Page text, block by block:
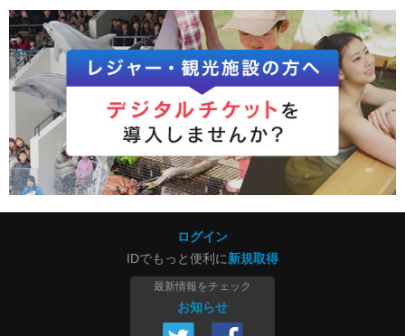
ログイン
IDでもっと便利に新規取得
最新情報をチェック
お知らせ